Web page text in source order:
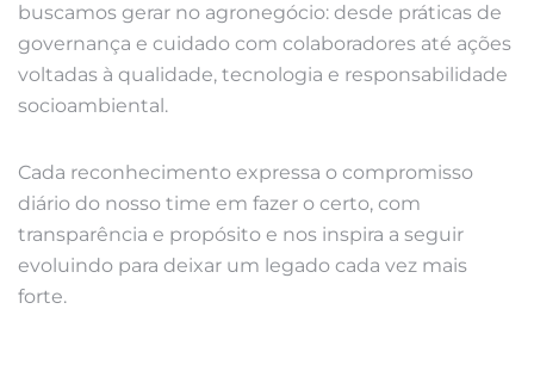
buscamos gerar no agronegócio: desde práticas de
governança e cuidado com colaboradores até ações
voltadas à qualidade, tecnologia e responsabilidade
socioambiental.
Cada reconhecimento expressa o compromisso
diário do nosso time em fazer o certo, com
transparência e propósito e nos inspira a seguir
evoluindo para deixar um legado cada vez mais
forte.